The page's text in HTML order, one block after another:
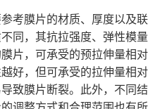
考膜片的材质、厚度以及联
同，其抗拉强度、弹性模量
片，可承受的预拉伸量相对
好，但可承受的拉伸量相对
致膜片断裂。此外，不同结